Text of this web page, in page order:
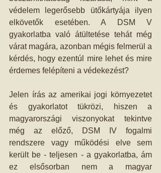
védelem legerősebb ütőkártyája ilyen
elkövetők esetében. A DSM V
gyakorlatba való átültetése tehát még
várat magára, azonban mégis felmerül a
kérdés, hogy ezentúl mire lehet és mire
érdemes felépíteni a védekezést?
Jelen írás az amerikai jogi környezetet
és gyakorlatot tükrözi, hiszen a
magyarországi viszonyokat tekintve
még az előző, DSM IV fogalmi
rendszere vagy működési elve sem
került be - teljesen - a gyakorlatba, ám
ez elsősorban nem a magyar